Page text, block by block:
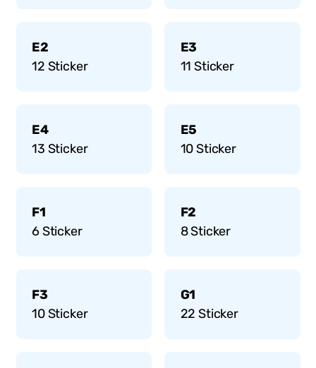
E2
12 Sticker
E3
11 Sticker
E4
13 Sticker
E5
10Sticker
F1
6Sticker
F2
8Sticker
F3
10Sticker
G1
22 Sticker